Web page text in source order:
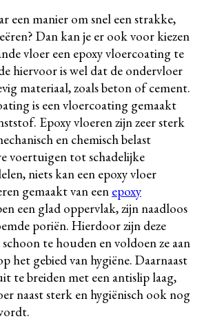
een manier om snel een strakke,
Dan kan je er ook voor kiezen
vloer een epoxy vloercoating te
hiervoor is wel dat de ondervloer
materiaal, zoals beton of cement.
is een vloercoating gemaakt
Epoxy vloeren zijn zeer sterk
en chemisch belast
voertuigen tot schadelijke
niets kan een epoxy vloer
gemaakt van een epoxy
een glad oppervlak, zijn naadloos
poriën. Hierdoor zijn deze
te houden en voldoen ze aan
het gebied van hygiëne. Daarnaast
te breiden met een antislip laag,
naast sterk en hygiënisch ook nog